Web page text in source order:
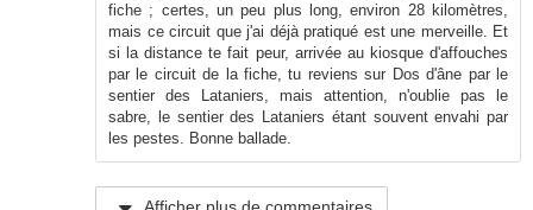
fiche ; certes, un peu plus long, environ 28 kilomètres,
mais ce circuit que j'ai déjà pratiqué est une merveille. Et
si la distance te fait peur, arrivée au kiosque d'affouches
par le circuit de la fiche, tu reviens sur Dos d'âne par le
sentier des Lataniers, mais attention, n'oublie pas le
sabre, le sentier des Lataniers étant souvent envahi par
les pestes. Bonne ballade.